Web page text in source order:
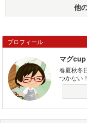
他
プロフィール
マグ
春夏秋冬
つかない